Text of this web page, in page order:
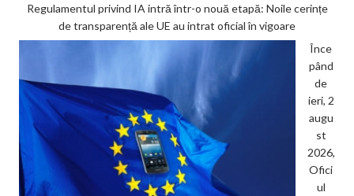
Regulamentul privind IA intră într-o nouă etapă: Noile cerințe
de transparență ale UE au intrat oficial în vigoare
Înce
pând
de
ieri, 2
augu
st
2026,
Ofici
ul